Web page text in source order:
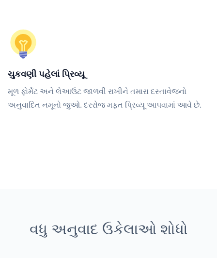
ચુકવણી પહેલાં પ્રિવ્યૂ
મૂળ ફોર્મેટ અને લેઆઉટ જાળવી રાખીને તમારા દસ્તાવેજનો
અનુવાદિત નમૂનો જુઓ. દરરોજ મફત પ્રિવ્યૂ આપવામાં આવે છે.
વધુ અનુવાદ ઉકેલાઓ શોધો